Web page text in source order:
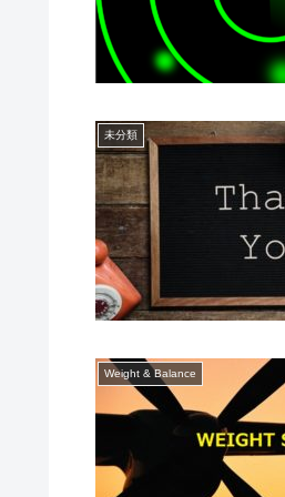
未分類
Weight & Balance